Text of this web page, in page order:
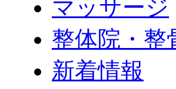
マッサージ
整体院・整
新着情報